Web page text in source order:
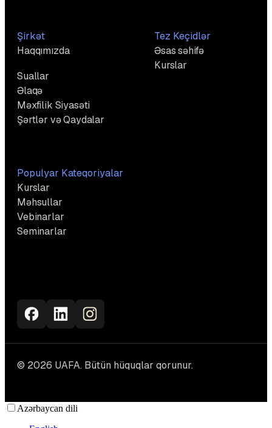
Şirkət
Haqqımızda
Suallar
Əlaqə
Məxfilik Siyasəti
Şərtlər və Qaydalar
Tez Keçidlər
Əsas səhifə
Kurslar
Populyar Kateqoriyalar
Kurslar
Məhsullar
Vebinarlar
Seminarlar
© 2026 UAFA. Bütün hüquqlar qorunur.
Azərbaycan dili